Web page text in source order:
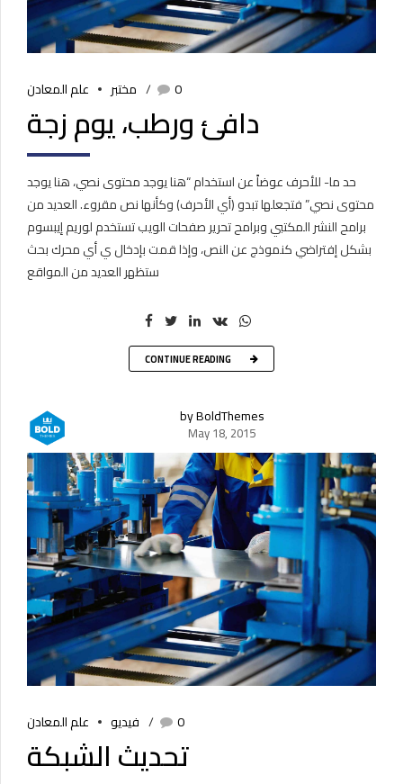
علم المعادن مختبر 0
دافئ ورطب، يوم زجة
حد ما- للأحرف عوضاً عن استخدام “هنا يوجد محتوى نصي، هنا يوجد
محتوى نصي” فتجعلها تبدو (أي الأحرف) وكأنها نص مقروء. العديد من
برامح النشر المكتبي وبرامح تحرير صفحات الويب تستخدم لوريم إيبسوم
بشكل إفتراضي كنموذج عن النص، وإذا قمت بإدخال ي أي محرك بحث
ستظهر العديد من المواقع
CONTINUE READING
by BoldThemes
May 18, 2015
علم المعادن فيديو 0
تحديث الشبكة